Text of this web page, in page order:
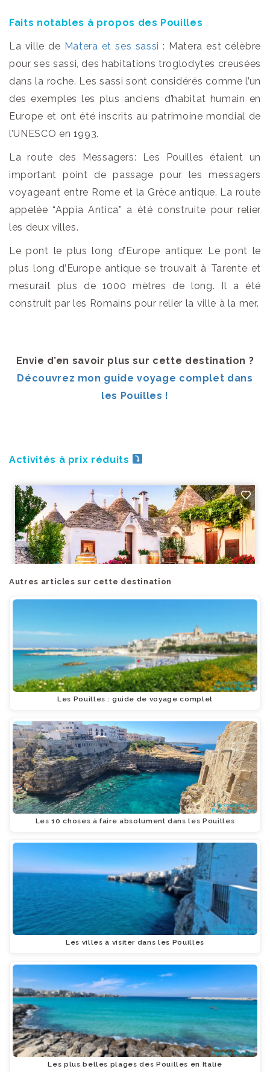
Faits notables à propos des Pouilles
La ville de Matera et ses sassi : Matera est célèbre
pour ses sassi, des habitations troglodytes creusées
dans la roche. Les sassi sont considérés comme l’un
des exemples les plus anciens d’habitat humain en
Europe et ont été inscrits au patrimoine mondial de
l’UNESCO en 1993.
La route des Messagers: Les Pouilles étaient un
important point de passage pour les messagers
voyageant entre Rome et la Grèce antique. La route
appelée “Appia Antica” a été construite pour relier
les deux villes.
Le pont le plus long d’Europe antique: Le pont le
plus long d’Europe antique se trouvait à Tarente et
mesurait plus de 1000 mètres de long. Il a été
construit par les Romains pour relier la ville à la mer.
Envie d’en savoir plus sur cette destination ?
Découvrez mon guide voyage complet dans
les Pouilles !
Activités à prix réduits
Autres articles sur cette destination
Les Pouilles : guide de voyage complet
Les 10 choses à faire absolument dans les Pouilles
Les villes à visiter dans les Pouilles
Les plus belles plages des Pouilles en Italie